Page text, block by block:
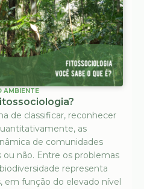
AMBIENTE
de classificar, reconhecer
as
de comunidades
não. Entre os problemas
representa
em função do elevado nível